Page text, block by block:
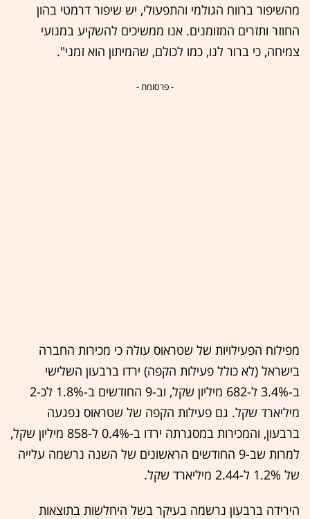
מהשיפור ברווח הגולמי והתפעולי, יש שיפור דרמטי בהון
החוזר ותזרים המזומנים. אנו ממשיכים להשקיע במנועי
צמיחה, כי ברור לנו, כמו לכולם, שהמיתון הוא זמני".
- פרסומת -
מפילוח הפעילויות של שטראוס עולה כי מכירות החברה
בישראל (לא כולל פעילות הקפה) ירדו ברבעון השלישי
ב-3.4% ל-682 מיליון שקל, וב-9 החודשים ב-1.8% לכ-2
מיליארד שקל. גם פעילות הקפה של שטראוס נפגעה
ברבעון, והמכירות במסגרתה ירדו ב-0.4% ל-858 מיליון שקל,
למרות שב-9 החודשים הראשונים של השנה נרשמה עלייה
של 1.2% ל-2.44 מיליארד שקל.
הירידה ברבעון נרשמה בעיקר בשל היחלשות בתוצאות